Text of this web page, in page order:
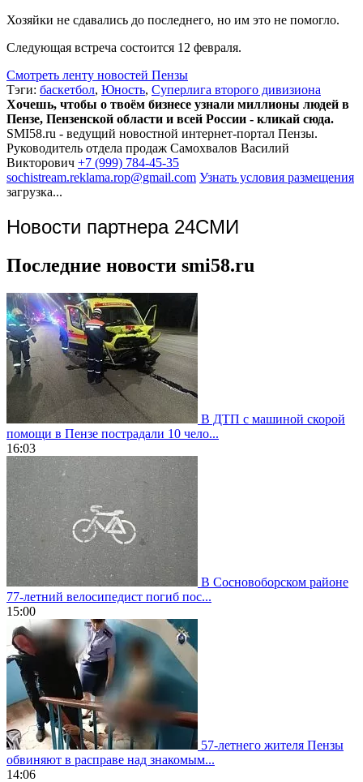
Хозяйки не сдавались до последнего, но им это не помогло.
Следующая встреча состоится 12 февраля.
Смотреть ленту новостей Пензы
Тэги: баскетбол, Юность, Суперлига второго дивизиона
Хочешь, чтобы о твоём бизнесе узнали миллионы людей в
Пензе, Пензенской области и всей России - кликай сюда.
SMI58.ru - ведущий новостной интернет-портал Пензы.
Руководитель отдела продаж Самохвалов Василий
Викторович +7 (999) 784-45-35
sochistream.reklama.rop@gmail.com Узнать условия размещения
загрузка...
Новости партнера 24СМИ
Последние новости smi58.ru
В ДТП с машиной скорой
помощи в Пензе пострадали 10 чело...
16:03
В Сосновоборском районе
77-летний велосипедист погиб пос...
15:00
57-летнего жителя Пензы
обвиняют в расправе над знакомым...
14:06